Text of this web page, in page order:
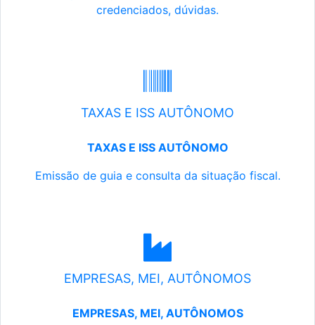
credenciados, dúvidas.
TAXAS E ISS AUTÔNOMO
TAXAS E ISS AUTÔNOMO
Emissão de guia e consulta da situação fiscal.
EMPRESAS, MEI, AUTÔNOMOS
EMPRESAS, MEI, AUTÔNOMOS